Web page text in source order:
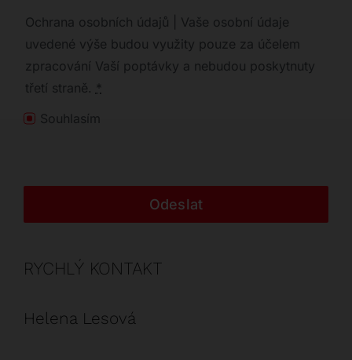
Ochrana osobních údajů | Vaše osobní údaje
uvedené výše budou využity pouze za účelem
zpracování Vaší poptávky a nebudou poskytnuty
třetí straně. *
Souhlasím
Odeslat
RYCHLÝ KONTAKT
Helena Lesová